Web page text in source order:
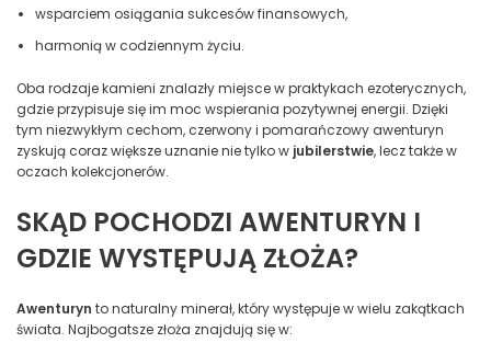
wsparciem osiągania sukcesów finansowych,
harmonią w codziennym życiu.
Oba rodzaje kamieni znalazły miejsce w praktykach ezoterycznych,
gdzie przypisuje się im moc wspierania pozytywnej energii. Dzięki
tym niezwykłym cechom, czerwony i pomarańczowy awenturyn
zyskują coraz większe uznanie nie tylko w jubilerstwie, lecz także w
oczach kolekcjonerów.
SKĄD POCHODZI AWENTURYN I
GDZIE WYSTĘPUJĄ ZŁOŻA?
Awenturyn to naturalny minerał, który występuje w wielu zakątkach
świata. Najbogatsze złoża znajdują się w: